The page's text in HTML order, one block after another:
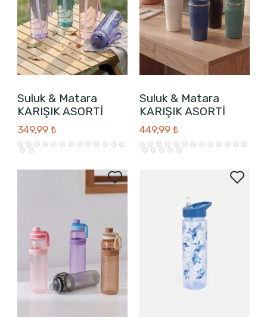
Suluk & Matara
KARIŞIK ASORTİ
349,99 ₺
Suluk & Matara
KARIŞIK ASORTİ
449,99 ₺